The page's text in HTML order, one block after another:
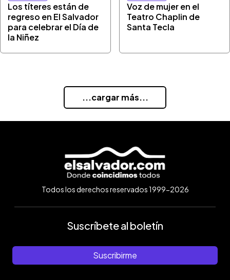
Los títeres están de
regreso en El Salvador
para celebrar el Día de
la Niñez
Voz de mujer en el
Teatro Chaplin de
Santa Tecla
...cargar más...
Todos los derechos reservados 1999-2026
Suscríbete al boletín
Suscribirme